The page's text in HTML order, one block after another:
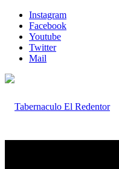
Instagram
Facebook
Youtube
Twitter
Mail